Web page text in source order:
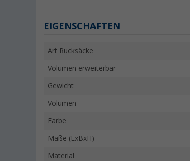
EIGENSCHAFTEN
Art Rucksäcke
Volumen erweiterbar
Gewicht
Volumen
Farbe
Maße (LxBxH)
Material